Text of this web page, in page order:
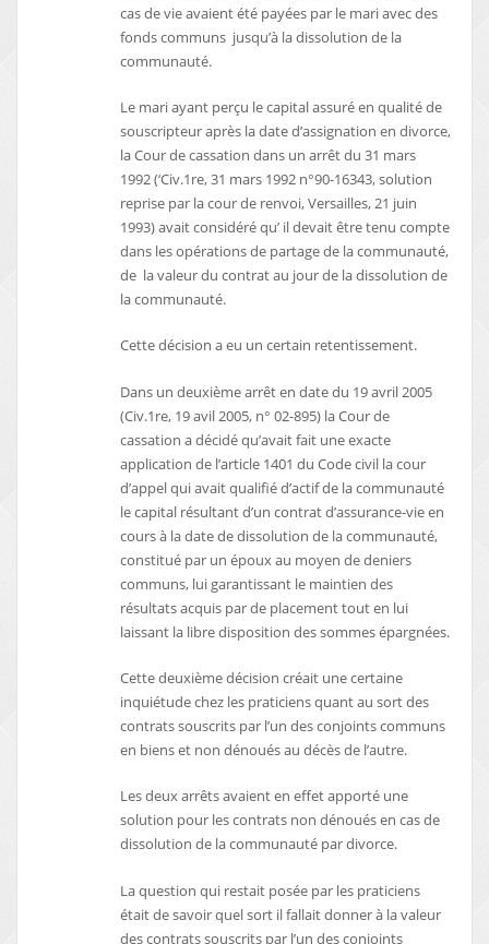
cas de vie avaient été payées par le mari avec des
fonds communs jusqu’à la dissolution de la
communauté.
Le mari ayant perçu le capital assuré en qualité de
souscripteur après la date d’assignation en divorce,
la Cour de cassation dans un arrêt du 31 mars
1992 (‘Civ.1re, 31 mars 1992 n°90-16343, solution
reprise par la cour de renvoi, Versailles, 21 juin
1993) avait considéré qu’ il devait être tenu compte
dans les opérations de partage de la communauté,
de la valeur du contrat au jour de la dissolution de
la communauté.
Cette décision a eu un certain retentissement.
Dans un deuxième arrêt en date du 19 avril 2005
(Civ.1re, 19 avil 2005, n° 02-895) la Cour de
cassation a décidé qu’avait fait une exacte
application de l’article 1401 du Code civil la cour
d’appel qui avait qualifié d’actif de la communauté
le capital résultant d’un contrat d’assurance-vie en
cours à la date de dissolution de la communauté,
constitué par un époux au moyen de deniers
communs, lui garantissant le maintien des
résultats acquis par de placement tout en lui
laissant la libre disposition des sommes épargnées.
Cette deuxième décision créait une certaine
inquiétude chez les praticiens quant au sort des
contrats souscrits par l’un des conjoints communs
en biens et non dénoués au décès de l’autre.
Les deux arrêts avaient en effet apporté une
solution pour les contrats non dénoués en cas de
dissolution de la communauté par divorce.
La question qui restait posée par les praticiens
était de savoir quel sort il fallait donner à la valeur
des contrats souscrits par l’un des conjoints